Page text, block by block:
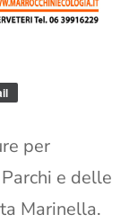
per
e delle
Marinella.